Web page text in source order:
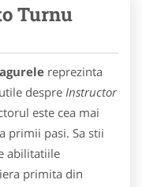
Turnu
reprezinta
despre Instructor
este cea mai
primii pasi. Sa stii
abilitatiile
primita din